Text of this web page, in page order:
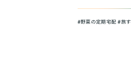
＃野菜の定期宅配 ＃旅